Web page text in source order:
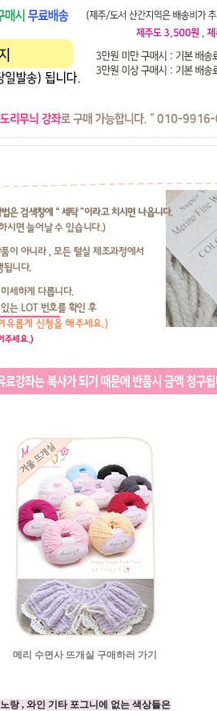
메리 수면사 뜨개실 구매하러 가기
노랑 , 와인 기타 포그니에 없는 색상들은